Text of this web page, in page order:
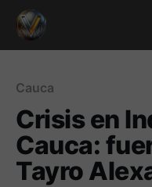
Cauca
Crisis en
Cauca:
Tayro